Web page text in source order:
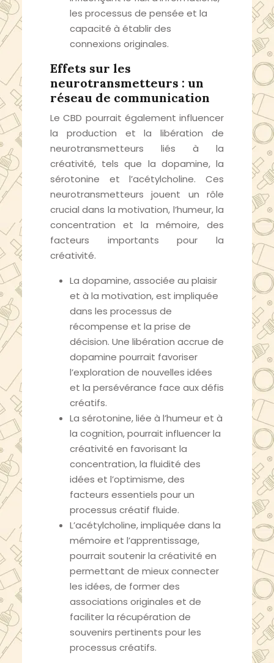
les processus de pensée et la
capacité à établir des
connexions originales.
Effets sur les
neurotransmetteurs : un
réseau de communication
Le CBD pourrait également influencer
la production et la libération de
neurotransmetteurs liés à la
créativité, tels que la dopamine, la
sérotonine et l’acétylcholine. Ces
neurotransmetteurs jouent un rôle
crucial dans la motivation, l’humeur, la
concentration et la mémoire, des
facteurs importants pour la
créativité.
La dopamine, associée au plaisir
et à la motivation, est impliquée
dans les processus de
récompense et la prise de
décision. Une libération accrue de
dopamine pourrait favoriser
l’exploration de nouvelles idées
et la persévérance face aux défis
créatifs.
La sérotonine, liée à l’humeur et à
la cognition, pourrait influencer la
créativité en favorisant la
concentration, la fluidité des
idées et l’optimisme, des
facteurs essentiels pour un
processus créatif fluide.
L’acétylcholine, impliquée dans la
mémoire et l’apprentissage,
pourrait soutenir la créativité en
permettant de mieux connecter
les idées, de former des
associations originales et de
faciliter la récupération de
souvenirs pertinents pour les
processus créatifs.